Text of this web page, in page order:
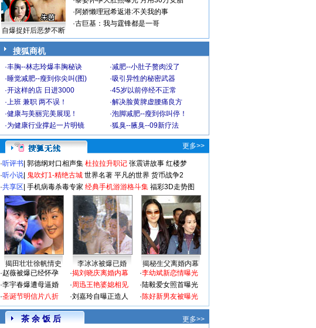
自爆捉奸后恶梦不断
·阿娇懒理冠希返港:不关我的事
·古巨基：我与霆锋都是一哥
搜狐商机
·丰胸--林志玲爆丰胸秘诀 ·减肥--小肚子赘肉没了
·睡觉减肥--瘦到你尖叫(图) ·吸引异性的秘密武器
·开这样的店 日进3000 ·45岁以前停经不正常
·上班 兼职 两不误！ ·解决脸黄脾虚腰痛良方
·健康与美丽完美展现！ ·泡脚减肥--瘦到你叫停！
·为健康行业撑起一片明镜 ·狐臭--腋臭--09新疗法
更多>>
·听评书 郭德纲对口相声集 杜拉拉升职记 张震讲故事 红楼梦
·听小说 鬼吹灯1-精绝古城 世界名著 平凡的世界 货币战争2
·共享区 手机病毒杀毒专家 经典手机游游格斗集 福彩3D走势图
揭田壮壮徐帆情史 李冰冰被爆已婚
揭秘生父离婚内幕
·赵薇被爆已经怀孕
·李宇春爆遭母逼婚
·圣诞节明信片八折
·揭刘晓庆离婚内幕
·周迅王艳婆媳相见
·刘嘉玲自曝正造人
·李幼斌新恋情曝光
·陆毅爱女照首曝光
·陈好新男友被曝光
茶 余 饭 后
更多>>